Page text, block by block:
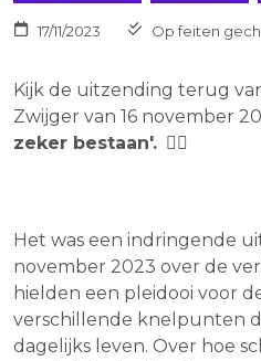
17/11/2023 Op feiten
Kijk de uitzending terug
Zwijger van 16 november
zeker bestaan'. 👇🏾
Het was een indringende
november 2023 over de
hielden een pleidooi voor
verschillende knelpunten
dagelijks leven. Over hoe